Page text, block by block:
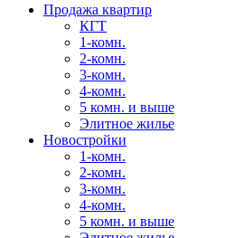
Продажа квартир
КГТ
1-комн.
2-комн.
3-комн.
4-комн.
5 комн. и выше
Элитное жилье
Новостройки
1-комн.
2-комн.
3-комн.
4-комн.
5 комн. и выше